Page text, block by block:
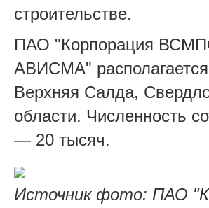
строительстве.
ПАО "Корпорация
АВИСМА" располагается
Верхняя Салда,
области. Численность
— 20 тысяч.
Источник фото: ПАО